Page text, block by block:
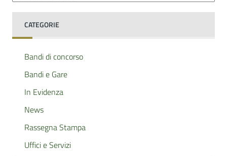
CATEGORIE
Bandi di concorso
Bandi e Gare
In Evidenza
News
Rassegna Stampa
Uffici e Servizi